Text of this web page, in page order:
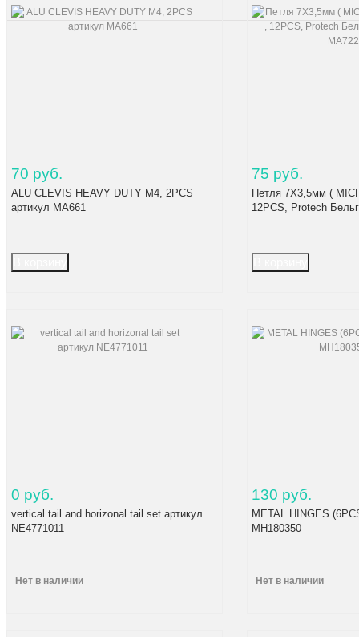
70 руб.
ALU CLEVIS HEAVY DUTY M4, 2PCS
артикул MA661
75 руб.
Петля 7X3,5мм (
12PCS, Protech
0 руб.
vertical tail and horizonal tail set артикул
NE4771011
Нет в наличии
130 руб.
METAL HINGES
MH180350
Нет в наличии